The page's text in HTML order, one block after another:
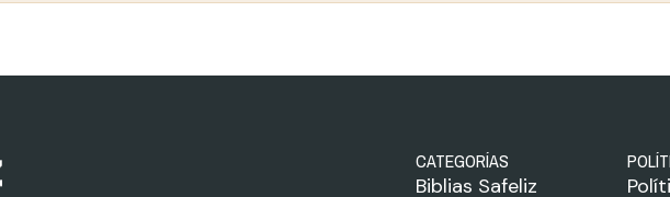
CATEGORÍAS
Biblias Safeliz